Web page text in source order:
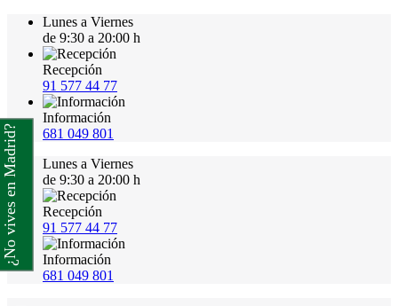
Lunes a Viernes
de 9:30 a 20:00 h
Recepción
91 577 44 77
Información
681 049 801
Lunes a Viernes
de 9:30 a 20:00 h
Recepción
91 577 44 77
Información
681 049 801
¿No vives en Madrid?